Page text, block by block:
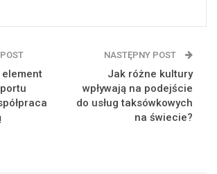
element
NASTĘPNY POST
Jak różne kultury
wpływają na podejście
do usług taksówkowych
na świecie?